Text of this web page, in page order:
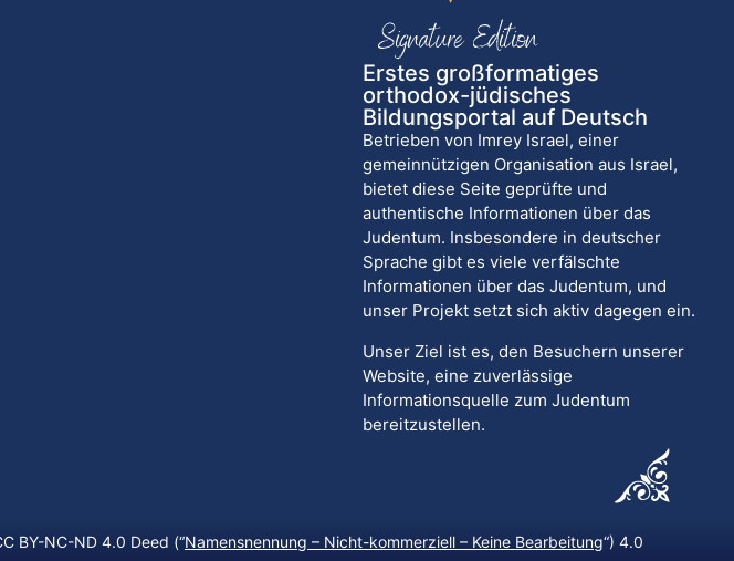
Erstes großformatiges
orthodox-jüdisches
Bildungsportal auf Deutsch
Betrieben von Imrey Israel, einer
gemeinnützigen Organisation aus Israel,
bietet diese Seite geprüfte und
authentische Informationen über das
Judentum. Insbesondere in deutscher
Sprache gibt es viele verfälschte
Informationen über das Judentum, und
unser Projekt setzt sich aktiv dagegen ein.
Unser Ziel ist es, den Besuchern unserer
Website, eine zuverlässige
Informationsquelle zum Judentum
bereitzustellen.
BY-NC-ND 4.0 Deed (“Namensnennung – Nicht-kommerziell – Keine Bearbeitung“) 4.0